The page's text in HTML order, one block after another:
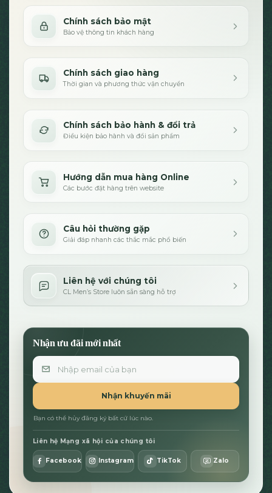
Chính sách bảo mật
Bảo vệ thông tin khách hàng
Chính sách giao hàng
Thời gian và phương thức vận chuyển
Chính sách bảo hành & đổi trả
Điều kiện bảo hành và đổi sản phẩm
Hướng dẫn mua hàng Online
Các bước đặt hàng trên website
Câu hỏi thường gặp
Giải đáp nhanh các thắc mắc phổ biến
Liên hệ với chúng tôi
CL Men’s Store luôn sẵn sàng hỗ trợ
Nhận ưu đãi mới nhất
Email
Nhận khuyến mãi
Bạn có thể hủy đăng ký bất cứ lúc nào.
Liên hệ Mạng xã hội của chúng tôi
Facebook Instagram TikTok Zalo